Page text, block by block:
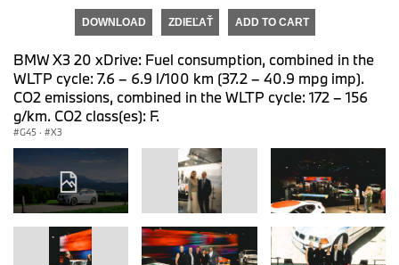
DOWNLOAD ZDIEĽAŤ ADD TO CART
BMW X3 20 xDrive: Fuel consumption, combined in the
WLTP cycle: 7.6 – 6.9 l/100 km (37.2 – 40.9 mpg imp).
CO2 emissions, combined in the WLTP cycle: 172 – 156
g/km. CO2 class(es): F.
G45 · X3